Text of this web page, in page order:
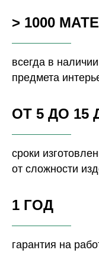
> 1000
всегда в
предмета
ОТ 5 ДО 15
сроки
от сложности
1 ГОД
гарантия на